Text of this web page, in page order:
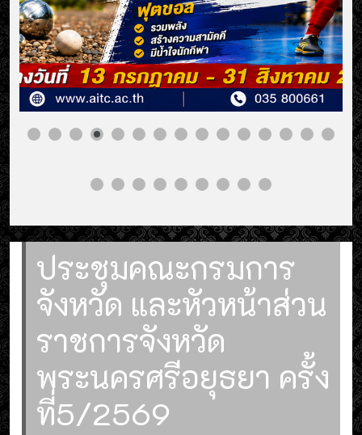
ประชุมคณะกรมการ
จังหวัด และหัวหน้าส่วน
ราชการจังหวัด
พระนครศรีอยุธยา ครั้ง
ที่5/2569